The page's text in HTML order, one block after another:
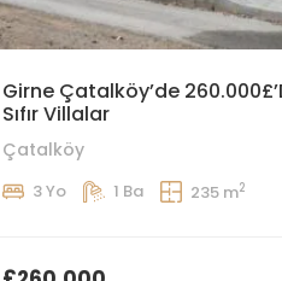
Girne Çatalköy’de
Sıfır Villalar
Çatalköy
3 Yo 1 Ba 235 m2